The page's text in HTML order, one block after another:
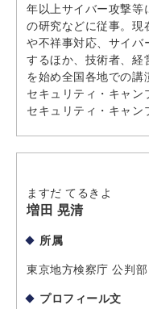
年以上サイバー攻撃等
の研究などに従事。現
や不祥事対応、サイバ
するほか、技術者、経
を始め全国各地での講
セキュリティ・キャ
セキュリティ・キャン
ますだ てるきよ
増田 晃清
所属
東京地方検察庁 公判部
プロフィール文